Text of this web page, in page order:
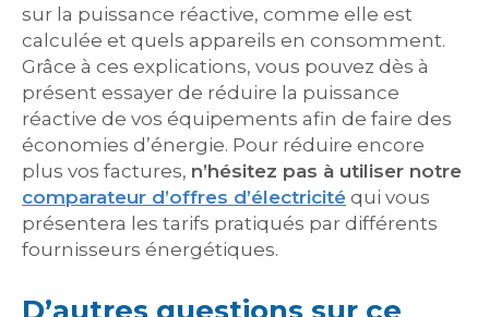
sur la puissance réactive, comme elle est
calculée et quels appareils en consomment.
Grâce à ces explications, vous pouvez dès à
présent essayer de réduire la puissance
réactive de vos équipements afin de faire des
économies d’énergie. Pour réduire encore
plus vos factures, n’hésitez pas à utiliser notre
comparateur d’offres d’électricité qui vous
présentera les tarifs pratiqués par différents
fournisseurs énergétiques.
D’autres questions sur ce